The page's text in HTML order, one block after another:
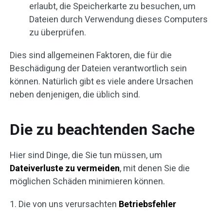
erlaubt, die Speicherkarte zu besuchen, um
Dateien durch Verwendung dieses Computers
zu überprüfen.
Dies sind allgemeinen Faktoren, die für die
Beschädigung der Dateien verantwortlich sein
können. Natürlich gibt es viele andere Ursachen
neben denjenigen, die üblich sind.
Die zu beachtenden Sache
Hier sind Dinge, die Sie tun müssen, um
Dateiverluste zu vermeiden, mit denen Sie die
möglichen Schäden minimieren können.
1. Die von uns verursachten Betriebsfehler